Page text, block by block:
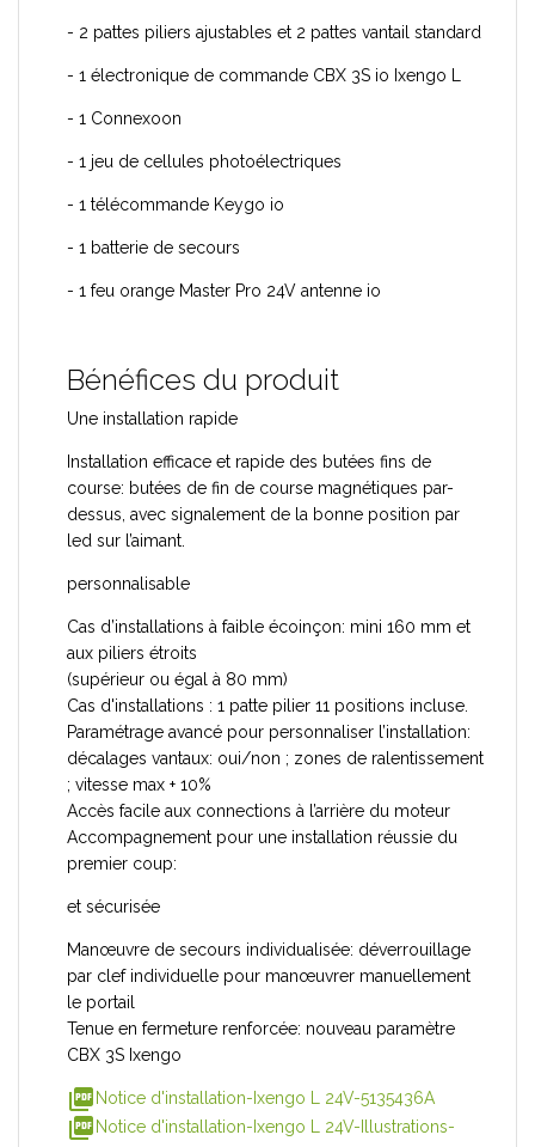
- 2 pattes piliers ajustables et 2 pattes vantail standard
- 1 électronique de commande CBX 3S io Ixengo L
- 1 Connexoon
- 1 jeu de cellules photoélectriques
- 1 télécommande Keygo io
- 1 batterie de secours
- 1 feu orange Master Pro 24V antenne io
Bénéfices du produit
Une installation rapide
Installation efficace et rapide des butées fins de
course: butées de fin de course magnétiques par-
dessus, avec signalement de la bonne position par
led sur l’aimant.
personnalisable
Cas d’installations à faible écoinçon: mini 160 mm et
aux piliers étroits
(supérieur ou égal à 80 mm)
Cas d'installations : 1 patte pilier 11 positions incluse.
Paramétrage avancé pour personnaliser l’installation:
décalages vantaux: oui/non ; zones de ralentissement
; vitesse max + 10%
Accès facile aux connections à l’arrière du moteur
Accompagnement pour une installation réussie du
premier coup:
et sécurisée
Manœuvre de secours individualisée: déverrouillage
par clef individuelle pour manœuvrer manuellement
le portail
Tenue en fermeture renforcée: nouveau paramètre
CBX 3S Ixengo
picture_as_pdf Notice d'installation-Ixengo L 24V-5135436A
picture_as_pdf Notice d'installation-Ixengo L 24V-Illustrations-